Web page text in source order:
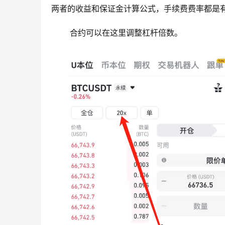
两者的收益和保证金计算公式，手续费费率都是
合约可以在这里调整杠杆倍数。